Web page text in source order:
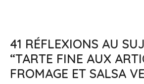
41 RÉFLEXIONS AU
“TARTE FINE AUX
FROMAGE ET SALSA